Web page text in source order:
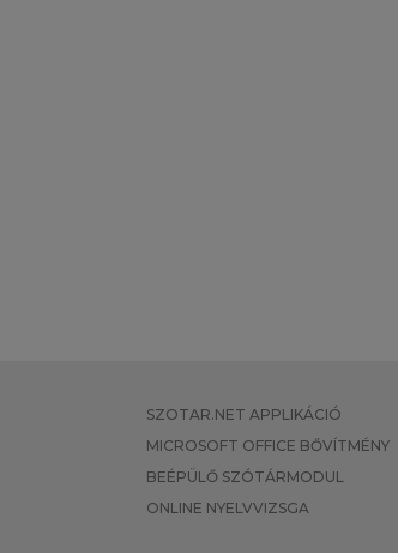
SZOTAR.NET APPLIKÁCIÓ
MICROSOFT OFFICE BŐVÍTMÉNY
BEÉPÜLŐ SZÓTÁRMODUL
ONLINE NYELVVIZSGA